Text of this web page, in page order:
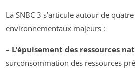
La SNBC 3 s’articule autour de
environnementaux majeurs :
– L’épuisement des ressources
surconsommation des ressources